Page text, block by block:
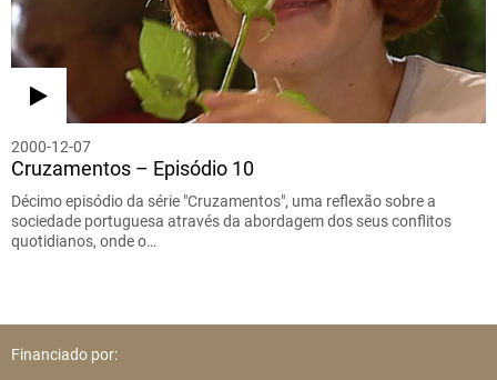
2000-12-07
Cruzamentos – Episódio 10
Décimo episódio da série "Cruzamentos", uma reflexão sobre a
sociedade portuguesa através da abordagem dos seus conflitos
quotidianos, onde o…
Financiado por: